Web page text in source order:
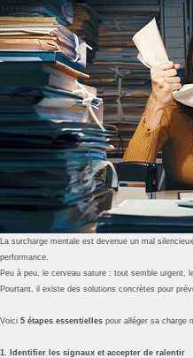
La surcharge mentale est devenue un mal
performance.
Peu à peu, le cerveau sature : tout semble urgent,
Pourtant, il existe des solutions concrètes pour
Voici 5 étapes essentielles pour alléger sa charge
1. Identifier les signaux et accepter de ralentir